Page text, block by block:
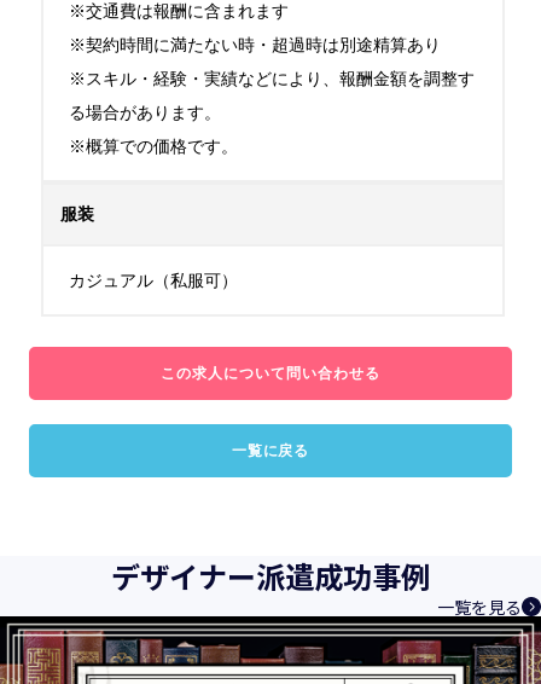
※交通費は報酬に含まれます
※契約時間に満たない時・超過時は別途精算あり
※スキル・経験・実績などにより、報酬金額を調整す
る場合があります。
※概算での価格です。
服装
カジュアル（私服可）
この求人について問い合わせる
一覧に戻る
デザイナー派遣成功事例
一覧を見る